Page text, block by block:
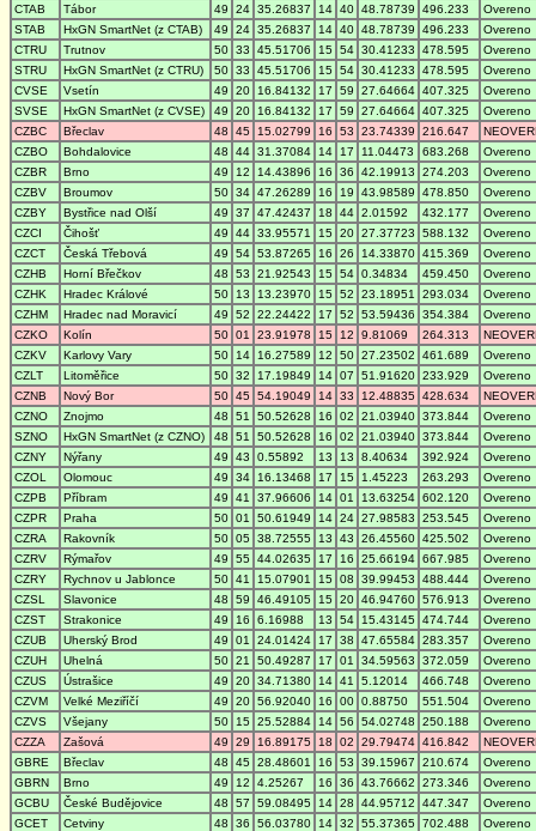
CTAB
Tábor 49 24 35.26837 14 40 48.78739 496.233
Overeno
STAB
HxGN SmartNet (z CTAB) 49 24 35.26837 14 40 48.78739 496.233
Overeno
CTRU
Trutnov 50 33 45.51706 15 54 30.41233 478.595
Overeno
STRU
HxGN SmartNet (z CTRU) 50 33 45.51706 15 54 30.41233 478.595
Overeno
CVSE
Vsetín 49 20 16.84132 17 59 27.64664 407.325
Overeno
SVSE
HxGN SmartNet (z CVSE) 49 20 16.84132 17 59 27.64664 407.325
Overeno
CZBC
Břeclav 48 45 15.02799 16 53 23.74339 216.647
CZBO
Bohdalovice 48 44 31.37084 14 17 11.04473 683.268
Overeno
CZBR
Brno 49 12 14.43896 16 36 42.19913 274.203
Overeno
CZBV
Broumov 50 34 47.26289 16 19 43.98589 478.850
Overeno
CZBY
Bystřice nad Olší 49 37 47.42437 18 44 2.01592 432.177
Overeno
CZCI
Čihošť 49 44 33.95571 15 20 27.37723 588.132
Overeno
CZCT
Česká Třebová 49 54 53.87265 16 26 14.33870 415.369
Overeno
CZHB
Horní Břečkov 48 53 21.92543 15 54 0.34834 459.450
Overeno
CZHK
Hradec Králové 50 13 13.23970 15 52 23.18951 293.034
Overeno
CZHM
Hradec nad Moravicí 49 52 22.24422 17 52 53.59436 354.384
Overeno
CZKO
Kolín 50 01 23.91978 15 12 9.81069 264.313
CZKV
Karlovy Vary 50 14 16.27589 12 50 27.23502 461.689
Overeno
CZLT
Litoměřice 50 32 17.19849 14 07 51.91620 233.929
Overeno
CZNB
Nový Bor 50 45 54.19049 14 33 12.48835 428.634
CZNO
Znojmo 48 51 50.52628 16 02 21.03940 373.844
Overeno
SZNO
HxGN SmartNet (z CZNO) 48 51 50.52628 16 02 21.03940 373.844
Overeno
CZNY
Nýřany 49 43 0.55892 13 13 8.40634 392.924
Overeno
CZOL
Olomouc 49 34 16.13468 17 15 1.45223 263.293
Overeno
CZPB
Příbram 49 41 37.96606 14 01 13.63254 602.120
Overeno
CZPR
Praha 50 01 50.61949 14 24 27.98583 253.545
Overeno
CZRA
Rakovník 50 05 38.72555 13 43 26.45560 425.502
Overeno
CZRV
Rýmařov 49 55 44.02635 17 16 25.66194 667.985
Overeno
CZRY
Rychnov u Jablonce 50 41 15.07901 15 08 39.99453 488.444
Overeno
CZSL
Slavonice 48 59 46.49105 15 20 46.94760 576.913
Overeno
CZST
Strakonice 49 16 6.16988 13 54 15.43145 474.744
Overeno
CZUB
Uherský Brod 49 01 24.01424 17 38 47.65584 283.357
Overeno
CZUH
Uhelná 50 21 50.49287 17 01 34.59563 372.059
Overeno
CZUS
Ústrašice 49 20 34.71380 14 41 5.12014 466.748
Overeno
CZVM
Velké Meziříčí 49 20 56.92040 16 00 0.88750 551.504
Overeno
CZVS
Všejany 50 15 25.52884 14 56 54.02748 250.188
Overeno
CZZA
Zašová 49 29 16.89175 18 02 29.79474 416.842
GBRE
Břeclav 48 45 28.48601 16 53 39.15967 210.674
Overeno
GBRN
Brno 49 12 4.25267 16 36 43.76662 273.346
Overeno
GCBU
České Budějovice 48 57 59.08495 14 28 44.95712 447.347
Overeno
GCET
Cetviny 48 36 56.03780 14 32 55.37365 702.488
Overeno